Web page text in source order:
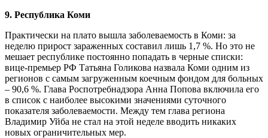
9. Республика Коми
Практически на плато вышла заболеваемость в Коми: за
неделю прирост зараженных составил лишь 1,7 %. Но это не
мешает республике постоянно попадать в черные списки:
вице-премьер РФ Татьяна Голикова назвала Коми одним из
регионов с самым загруженным коечным фондом для больных
– 90,6 %. Глава Роспотребнадзора Анна Попова включила его
в список с наиболее высокими значениями суточного
показателя заболеваемости. Между тем глава региона
Владимир Уйба не стал на этой неделе вводить никаких
новых ограничительных мер.